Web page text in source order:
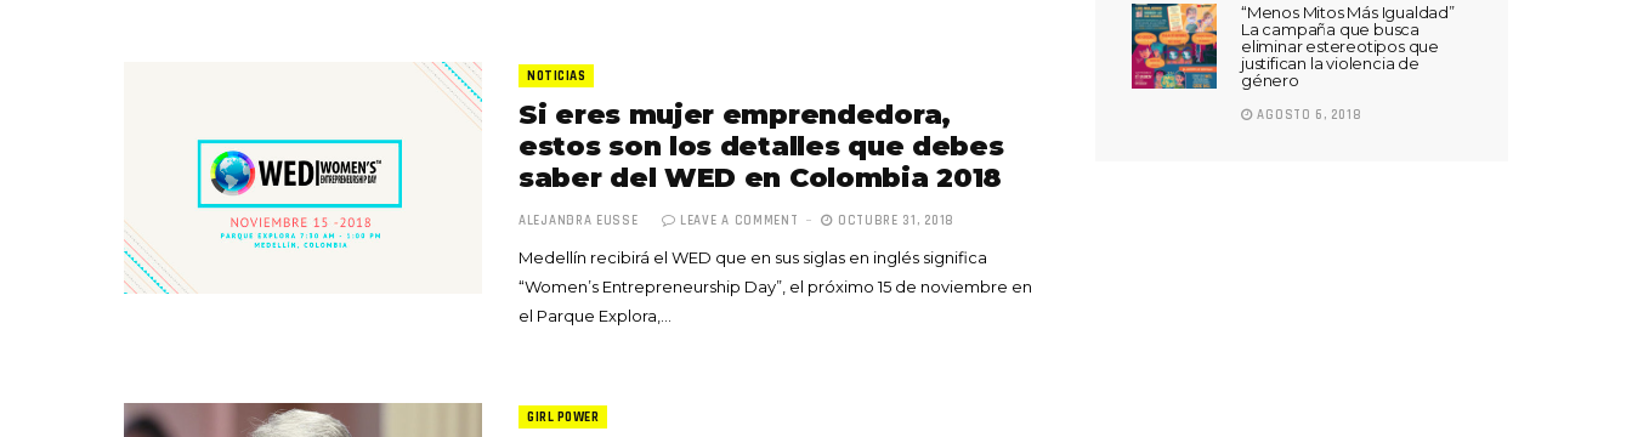
NOTICIAS
Si eres mujer emprendedora,
estos son los detalles que debes
saber del WED en Colombia 2018
ALEJANDRA EUSSE LEAVE A COMMENT OCTUBRE 31, 2018
Medellín recibirá el WED que en sus siglas en inglés significa
“Women’s Entrepreneurship Day”, el próximo 15 de noviembre en
el Parque Explora,…
GIRL POWER
“Menos Mitos Más Igualdad”
La campaña que busca
eliminar estereotipos que
justifican la violencia de
género
AGOSTO 6, 2018